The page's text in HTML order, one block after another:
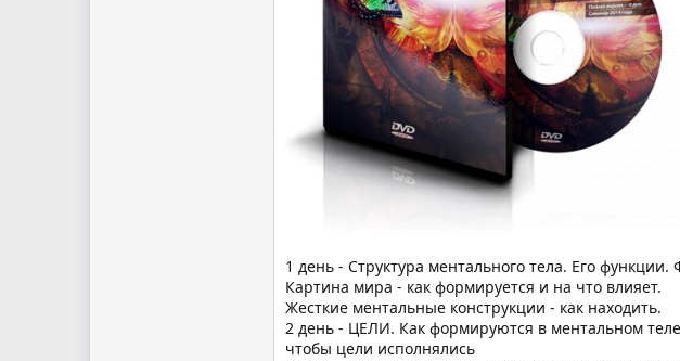
1 день - Структура ментального тела. Его
Картина мира - как формируется и на что влияет.
Жесткие ментальные конструкции - как находить.
2 день - ЦЕЛИ. Как формируются в ментальном
чтобы цели исполнялись